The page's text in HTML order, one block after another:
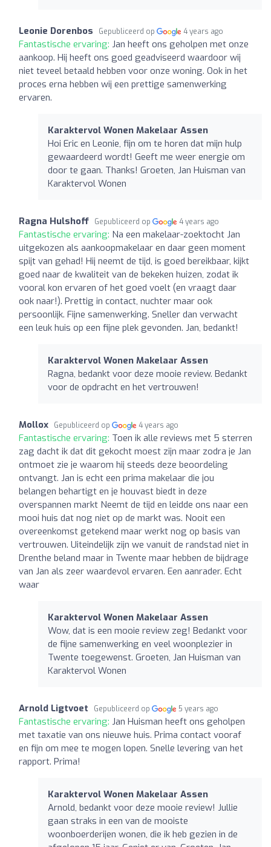
Leonie Dorenbos Gepubliceerd op 4 years ago
Fantastische ervaring: Jan heeft ons geholpen met onze
aankoop. Hij heeft ons goed geadviseerd waardoor wij
niet teveel betaald hebben voor onze woning. Ook in het
proces erna hebben wij een prettige samenwerking
ervaren.
Karaktervol Wonen Makelaar Assen
Hoi Eric en Leonie, fijn om te horen dat mijn hulp
gewaardeerd wordt! Geeft me weer energie om
door te gaan. Thanks! Groeten, Jan Huisman van
Karaktervol Wonen
Ragna Hulshoff Gepubliceerd op 4 years ago
Fantastische ervaring: Na een makelaar-zoektocht Jan
uitgekozen als aankoopmakelaar en daar geen moment
spijt van gehad! Hij neemt de tijd, is goed bereikbaar, kijkt
goed naar de kwaliteit van de bekeken huizen, zodat ik
vooral kon ervaren of het goed voelt (en vraagt daar
ook naar!). Prettig in contact, nuchter maar ook
persoonlijk. Fijne samenwerking. Sneller dan verwacht
een leuk huis op een fijne plek gevonden. Jan, bedankt!
Karaktervol Wonen Makelaar Assen
Ragna, bedankt voor deze mooie review. Bedankt
voor de opdracht en het vertrouwen!
Mollox Gepubliceerd op 4 years ago
Fantastische ervaring: Toen ik alle reviews met 5 sterren
zag dacht ik dat dit gekocht moest zijn maar zodra je Jan
ontmoet zie je waarom hij steeds deze beoordeling
ontvangt. Jan is echt een prima makelaar die jou
belangen behartigt en je houvast biedt in deze
overspannen markt Neemt de tijd en leidde ons naar een
mooi huis dat nog niet op de markt was. Nooit een
overeenkomst getekend maar werkt nog op basis van
vertrouwen. Uiteindelijk zijn we vanuit de randstad niet in
Drenthe beland maar in Twente maar hebben de bijdrage
van Jan als zeer waardevol ervaren. Een aanrader. Echt
waar
Karaktervol Wonen Makelaar Assen
Wow, dat is een mooie review zeg! Bedankt voor
de fijne samenwerking en veel woonplezier in
Twente toegewenst. Groeten, Jan Huisman van
Karaktervol Wonen
Arnold Ligtvoet Gepubliceerd op 5 years ago
Fantastische ervaring: Jan Huisman heeft ons geholpen
met taxatie van ons nieuwe huis. Prima contact vooraf
en fijn om mee te mogen lopen. Snelle levering van het
rapport. Prima!
Karaktervol Wonen Makelaar Assen
Arnold, bedankt voor deze mooie review! Jullie
gaan straks in een van de mooiste
woonboerderijen wonen, die ik heb gezien in de